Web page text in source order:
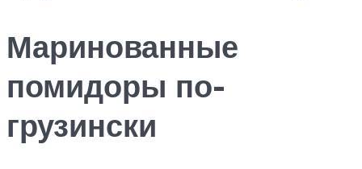
Маринованные
помидоры по-
грузински